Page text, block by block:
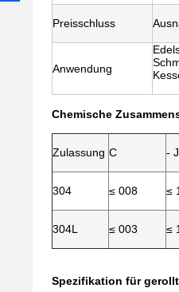
Preisschluss
Anwendung
Chemische
Zulassung C -
304 ≤ 008 ≤
304L ≤ 003 ≤
Spezifikation für